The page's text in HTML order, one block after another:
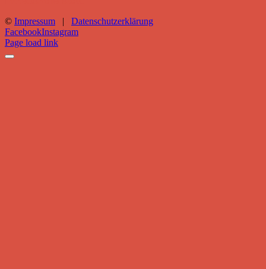
© Impressum | Datenschutzerklärung
FacebookInstagram
Page load link